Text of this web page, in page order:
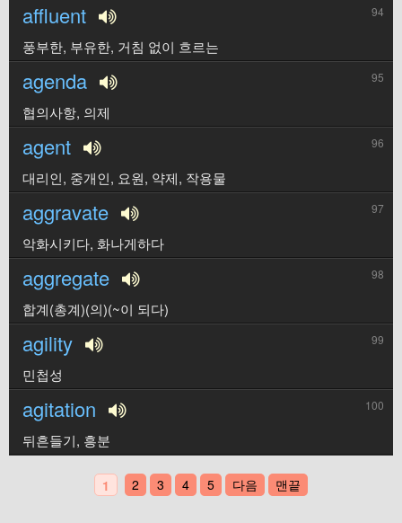
affluent 94
풍부한, 부유한, 거침 없이 흐르는
agenda 95
협의사항, 의제
agent 96
대리인, 중개인, 요원, 약제, 작용물
aggravate 97
악화시키다, 화나게하다
aggregate 98
합계(총계)(의)(~이 되다)
agility 99
민첩성
agitation 100
뒤흔들기, 흥분
1 2 3 4 5 다음 맨끝